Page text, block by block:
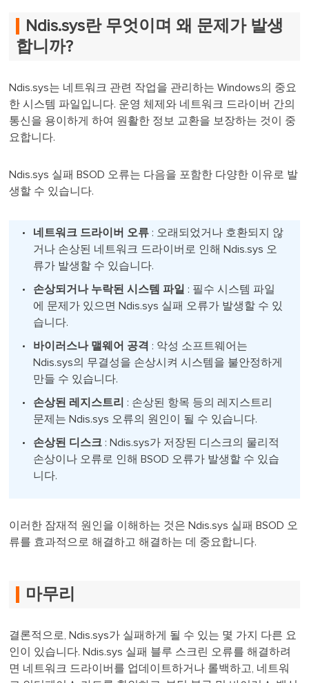
Ndis.sys란 무엇이며 왜 문제가 발생
합니까?
Ndis.sys는 네트워크 관련 작업을 관리하는 Windows의 중요
한 시스템 파일입니다. 운영 체제와 네트워크 드라이버 간의
통신을 용이하게 하여 원활한 정보 교환을 보장하는 것이 중
요합니다.
Ndis.sys 실패 BSOD 오류는 다음을 포함한 다양한 이유로 발
생할 수 있습니다.
네트워크 드라이버 오류 : 오래되었거나 호환되지 않
거나 손상된 네트워크 드라이버로 인해 Ndis.sys 오
류가 발생할 수 있습니다.
손상되거나 누락된 시스템 파일 : 필수 시스템 파일
에 문제가 있으면 Ndis.sys 실패 오류가 발생할 수 있
습니다.
바이러스나 맬웨어 공격 : 악성 소프트웨어는
Ndis.sys의 무결성을 손상시켜 시스템을 불안정하게
만들 수 있습니다.
손상된 레지스트리 : 손상된 항목 등의 레지스트리
문제는 Ndis.sys 오류의 원인이 될 수 있습니다.
손상된 디스크 : Ndis.sys가 저장된 디스크의 물리적
손상이나 오류로 인해 BSOD 오류가 발생할 수 있습
니다.
이러한 잠재적 원인을 이해하는 것은 Ndis.sys 실패 BSOD 오
류를 효과적으로 해결하고 해결하는 데 중요합니다.
마무리
결론적으로, Ndis.sys가 실패하게 될 수 있는 몇 가지 다른 요
인이 있습니다. Ndis.sys 실패 블루 스크린 오류를 해결하려
면 네트워크 드라이버를 업데이트하거나 롤백하고, 네트워